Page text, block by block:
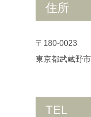
住所
〒180-0023
東京都武蔵野
TEL